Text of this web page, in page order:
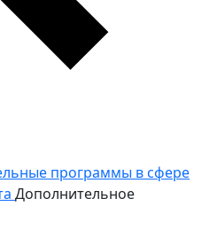
программы в сфере
Дополнительное